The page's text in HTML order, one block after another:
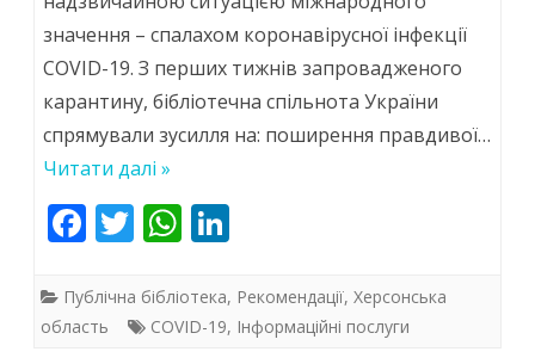
відступає
значення – спалахом коронавірусної інфекції
COVID-19. З перших тижнів запровадженого
карантину, бібліотечна спільнота України
спрямували зусилля на: поширення правдивої…
Читати далі »
F
e
b
T
itt
er
W
at
s
k
e
Публічна бібліотека, Рекомендації, Херсонська
область
COVID-19, Інформаційні послуги